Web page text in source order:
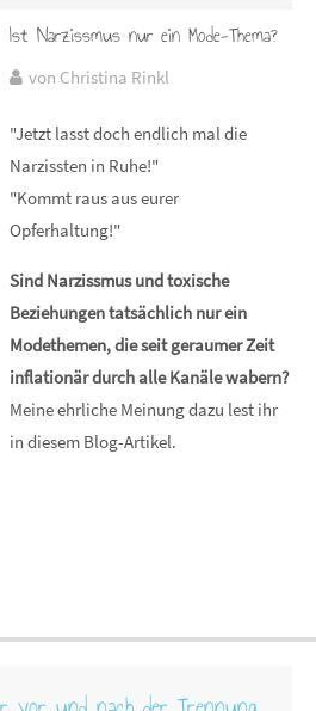
Ist Narzissmus nur ein Mode-Thema?
von Christina Rinkl
"Jetzt lasst doch endlich mal die
Narzissten in Ruhe!"
"Kommt raus aus eurer
Opferhaltung!"
Sind Narzissmus und toxische
Beziehungen tatsächlich nur ein
Modethemen, die seit geraumer Zeit
inflationär durch alle Kanäle wabern?
Meine ehrliche Meinung dazu lest ihr
in diesem Blog-Artikel.